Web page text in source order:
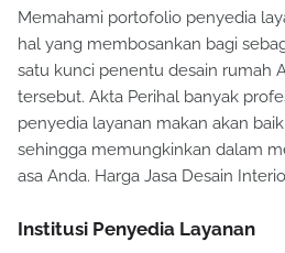
Memahami portofolio penyedia
hal yang membosankan bagi
satu kunci penentu desain rumah
tersebut. Akta Perihal banyak
penyedia layanan makan akan
sehingga memungkinkan dalam
asa Anda. Harga Jasa Desain
Institusi Penyedia Layanan